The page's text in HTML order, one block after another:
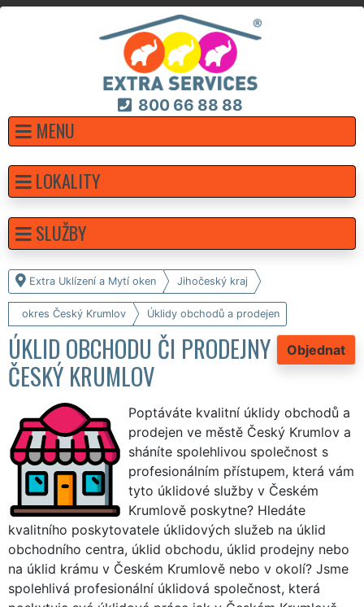
800 66 88 88
MENU
Extra Uklízení a Mytí oken Jihočeský kraj
okres Český Krumlov Úklidy obchodů a prodejen
Objednat
ÚKLID OBCHODU ČI PRODEJNY
ČESKÝ KRUMLOV
Poptáváte kvalitní úklidy obchodů a
prodejen ve městě Český Krumlov a
sháníte spolehlivou společnost s
profesionálním přístupem, která vám
tyto úklidové služby v Českém
Krumlově poskytne? Hledáte
kvalitního poskytovatele úklidových služeb na úklid
obchodního centra, úklid obchodu, úklid prodejny nebo
na úklid krámu v Českém Krumlově nebo v okolí? Jsme
spolehlivá profesionální úklidová společnost, která
LOKALITY
SLUŽBY